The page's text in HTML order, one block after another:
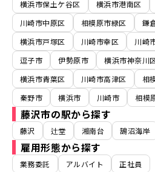
横浜市保土ケ谷区
横浜市港南区
川崎市中原区
相模原市緑区 鎌
横浜市戸塚区
川崎市幸区 川崎
逗子市
伊勢原市 横浜市神奈川
横浜市青葉区
川崎市高津区 相
秦野市
横浜市 川崎市 相模
藤沢市の駅から探す
藤沢 辻堂 湘南台 鵠沼海岸
雇用形態から探す
業務委託 アルバイト 正社員